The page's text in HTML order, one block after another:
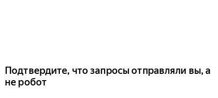
Подтвердите, что запросы отправляли вы, а
не робот